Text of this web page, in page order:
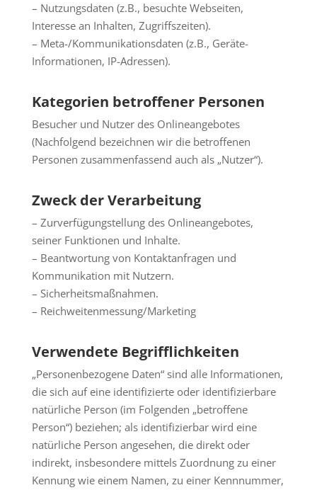
– Nutzungsdaten (z.B., besuchte Webseiten,
Interesse an Inhalten, Zugriffszeiten).
– Meta-/Kommunikationsdaten (z.B., Geräte-
Informationen, IP-Adressen).
Kategorien betroffener Personen
Besucher und Nutzer des Onlineangebotes
(Nachfolgend bezeichnen wir die betroffenen
Personen zusammenfassend auch als „Nutzer“).
Zweck der Verarbeitung
– Zurverfügungstellung des Onlineangebotes,
seiner Funktionen und Inhalte.
– Beantwortung von Kontaktanfragen und
Kommunikation mit Nutzern.
– Sicherheitsmaßnahmen.
– Reichweitenmessung/Marketing
Verwendete Begrifflichkeiten
„Personenbezogene Daten“ sind alle Informationen,
die sich auf eine identifizierte oder identifizierbare
natürliche Person (im Folgenden „betroffene
Person“) beziehen; als identifizierbar wird eine
natürliche Person angesehen, die direkt oder
indirekt, insbesondere mittels Zuordnung zu einer
Kennung wie einem Namen, zu einer Kennnummer,